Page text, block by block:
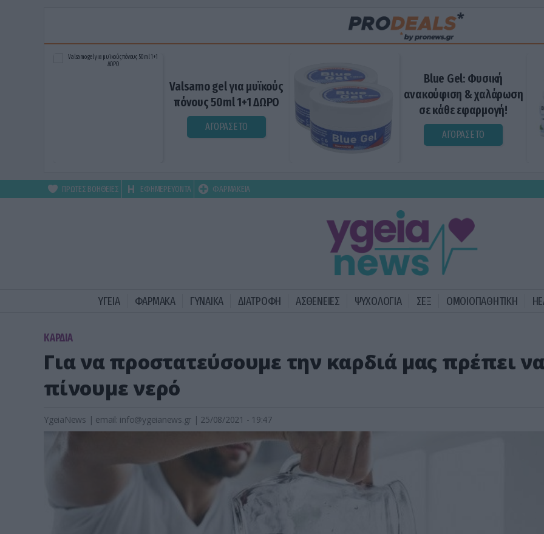
Valsamo gel για μυϊκούς
πόνους 50ml 1+1 ΔΩΡΟ
ΑΓΟΡΑΣΕ ΤΟ
Blue Gel: Φυσική
ανακούφιση & χαλάρωση
σε κάθε εφαρμογή!
ΑΓΟΡΑΣΕ ΤΟ
ΠΡΩΤΕΣ ΒΟΗΘΕΙΕΣ ΕΦΗΜΕΡΕΥΟΝΤΑ ΦΑΡΜΑΚΕΙΑ
ΥΓΕΙΑ ΦΑΡΜΑΚΑ ΓΥΝΑΙΚΑ ΔΙΑΤΡΟΦΗ ΑΣΘΕΝΕΙΕΣ ΨΥΧΟΛΟΓΙΑ ΣΕΞ ΟΜΟΙΟΠΑΘΗΤΙΚΗ
KΑΡΔΙΑ
Για να προστατεύσουμε την καρδιά μας πρέπει
πίνουμε νερό
YgeiaNews | email: info@ygeianews.gr | 25/08/2021 - 19:47